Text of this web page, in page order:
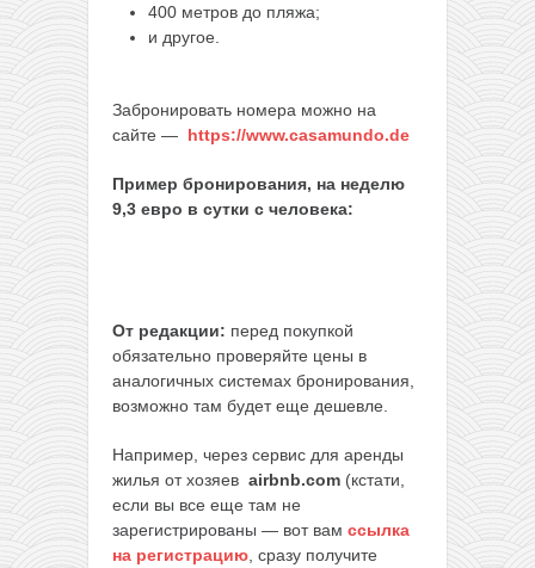
400 метров до пляжа;
и другое.
Забронировать номера можно на
сайте — https://www.casamundo.de
Пример бронирования, на неделю
9,3 евро в сутки с человека:
От редакции: перед покупкой
обязательно проверяйте цены в
аналогичных системах бронирования,
возможно там будет еще дешевле.
Например, через сервис для аренды
жилья от хозяев airbnb.com (кстати,
если вы все еще там не
зарегистрированы — вот вам ссылка
на регистрацию , сразу получите